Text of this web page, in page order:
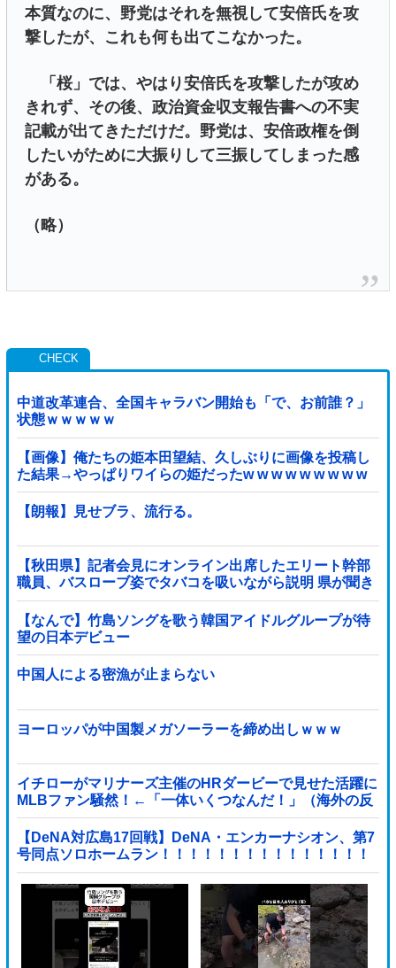
本質なのに、野党はそれを無視して安倍氏を攻
撃したが、これも何も出てこなかった。
「桜」では、やはり安倍氏を攻撃したが攻め
きれず、その後、政治資金収支報告書への不実
記載が出てきただけだ。野党は、安倍政権を倒
したいがために大振りして三振してしまった感
がある。
（略）
中道改革連合、全国キャラバン開始も「で、お前誰？」
状態ｗｗｗｗｗ
【画像】俺たちの姫本田望結、久しぶりに画像を投稿し
た結果→やっぱりワイらの姫だったw w w w w w w w w
w
【朗報】見せブラ、流行る。
【秋田県】記者会見にオンライン出席したエリート幹部
職員、バスローブ姿でタバコを吸いながら説明 県が聞き
取りへ
【なんで】竹島ソングを歌う韓国アイドルグループが待
望の日本デビュー
中国人による密漁が止まらない
ヨーロッパが中国製メガソーラーを締め出しｗｗｗ
イチローがマリナーズ主催のHRダービーで見せた活躍に
MLBファン騒然！←「一体いくつなんだ！」（海外の反
応）
【DeNA対広島17回戦】DeNA・エンカーナシオン、第7
号同点ソロホームラン！！！！！！！！！！！！！！！
他